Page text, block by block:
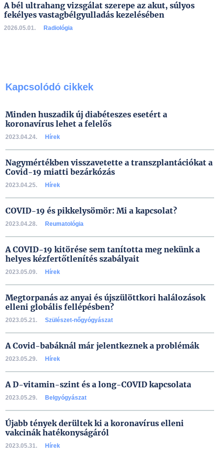
A bél ultrahang vizsgálat szerepe az akut, súlyos
fekélyes vastagbélgyulladás kezelésében
2026.05.01. Radiológia
Kapcsolódó cikkek
Minden huszadik új diabéteszes esetért a
koronavírus lehet a felelős
2023.04.24. Hírek
Nagymértékben visszavetette a transzplantációkat a
Covid-19 miatti bezárkózás
2023.04.25. Hírek
COVID-19 és pikkelysömör: Mi a kapcsolat?
2023.04.28. Reumatológia
A COVID-19 kitörése sem tanította meg nekünk a
helyes kézfertőtlenítés szabályait
2023.05.09. Hírek
Megtorpanás az anyai és újszülöttkori halálozások
elleni globális fellépésben?
2023.05.21. Szülészet-nőgyógyászat
A Covid-babáknál már jelentkeznek a problémák
2023.05.29. Hírek
A D-vitamin-szint és a long-COVID kapcsolata
2023.05.29. Belgyógyászat
Újabb tények derültek ki a koronavírus elleni
vakcinák hatékonyságáról
2023.05.31. Hírek